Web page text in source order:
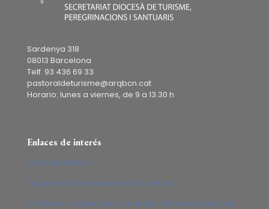
Sardenya 318
08013 Barcelona
Telf. 93 436 69 33
pastoraldeturisme@arqbcn.cat
Horario: lunes a viernes, de 9 a 13.30 h
Enlaces de interés
Catalonia Sacra
Església Arxidiocesana de Barcelona
Conferencia Episcopal Española – Departamento de